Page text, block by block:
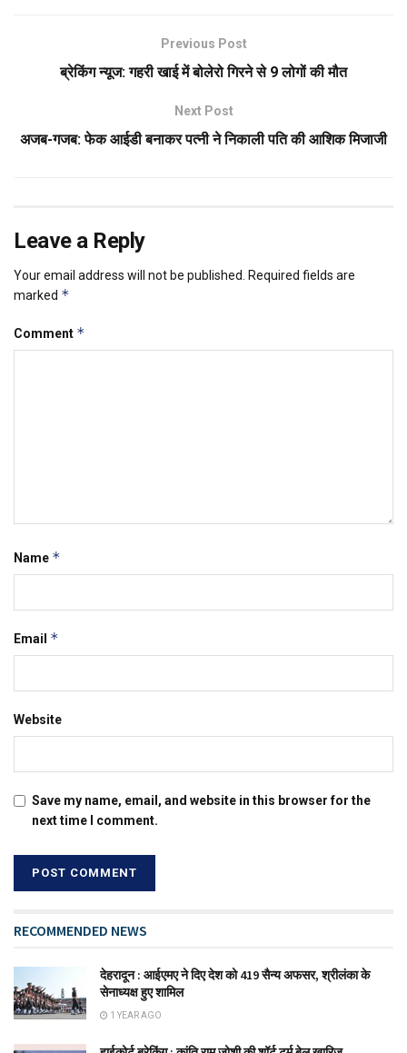
Previous Post
ब्रेकिंग न्यूज: गहरी खाई में बोलेरो गिरने से 9 लोगों की मौत
Next Post
अजब-गजब: फेक आईडी बनाकर पत्नी ने निकाली पति की आशिक मिजाजी
Leave a Reply
Your email address will not be published. Required fields are
marked *
Comment *
Name *
Email *
Website
Save my name, email, and website in this browser for the
next time I comment.
RECOMMENDED NEWS
देहरादून : आईएमए ने दिए देश को 419 सैन्य अफसर, श्रीलंका के
सेनाध्यक्ष हुए शामिल
1 YEAR AGO